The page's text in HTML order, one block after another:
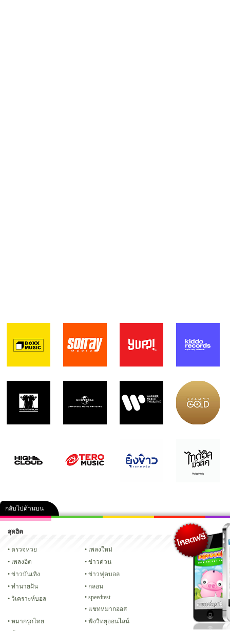
กลับไปด้านบน
คลิป ภาพ ปฏิทิน 2556 เฟซบุ๊ก ทวิ
Glitter
สุดฮิต
ตรวจหวย
เพลงใหม่
เพลงฮิต
ข่าวด่วน
ข่าวบันเทิง
ข่าวฟุตบอล
ทํานายฝัน
กลอน
วิเคราะห์บอล
speedtest
แชทหมากฮอส
หมากรุกไทย
ฟังวิทยุออนไลน์